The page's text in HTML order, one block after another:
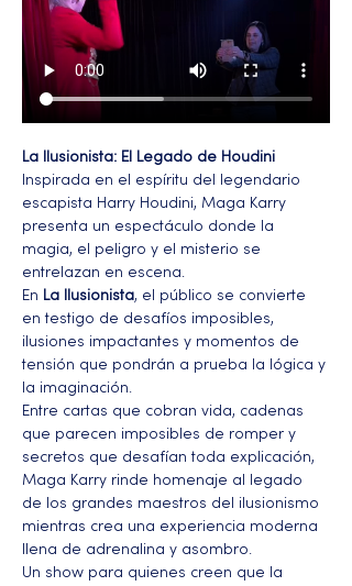
La Ilusionista: El Legado de Houdini
Inspirada en el espíritu del legendario
escapista Harry Houdini, Maga Karry
presenta un espectáculo donde la
magia, el peligro y el misterio se
entrelazan en escena.
En La Ilusionista, el público se convierte
en testigo de desafíos imposibles,
ilusiones impactantes y momentos de
tensión que pondrán a prueba la lógica y
la imaginación.
Entre cartas que cobran vida, cadenas
que parecen imposibles de romper y
secretos que desafían toda explicación,
Maga Karry rinde homenaje al legado
de los grandes maestros del ilusionismo
mientras crea una experiencia moderna
llena de adrenalina y asombro.
Un show para quienes creen que la